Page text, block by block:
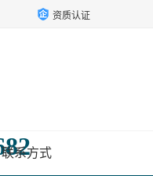
资质认证
联系方式